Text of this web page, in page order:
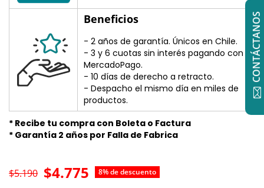
Beneficios
- 2 años de garantía. Únicos en Chile.
- 3 y 6 cuotas sin interés pagando con
MercadoPago.
- 10 días de derecho a retracto.
- Despacho el mismo día en miles de
productos.
* Recibe tu compra con Boleta o Factura
* Garantía 2 años por Falla de Fabrica
$4.775 8% de descuento
$5.190
CONTÁCTANOS